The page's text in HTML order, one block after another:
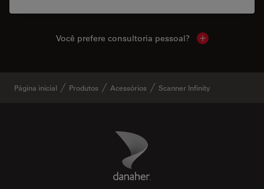
Você prefere consultoria pessoal? Show local
Página inicial Produtos Acessórios Scanner Infinity
Danaher Logo